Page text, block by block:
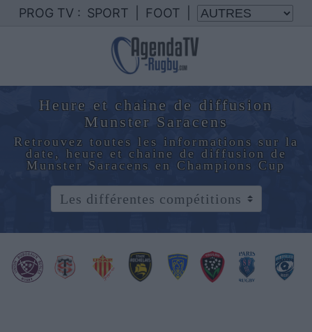
PROG TV : SPORT FOOT
Heure et chaine de diffusion
Munster Saracens
Retrouvez toutes les informations sur la
date, heure et chaine de diffusion de
Munster Saracens en Champions Cup